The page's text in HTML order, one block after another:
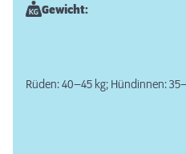
Gewicht:
Rüden: 40–45 kg; Hündinnen: